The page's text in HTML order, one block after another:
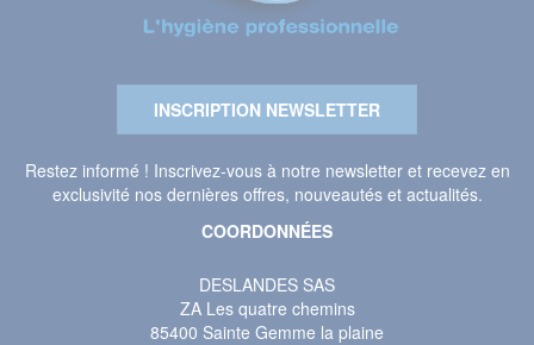
INSCRIPTION NEWSLETTER
Restez informé ! Inscrivez-vous à notre newsletter et recevez en
exclusivité nos dernières offres, nouveautés et actualités.
COORDONNÉES
DESLANDES SAS
ZA Les quatre chemins
85400 Sainte Gemme la plaine